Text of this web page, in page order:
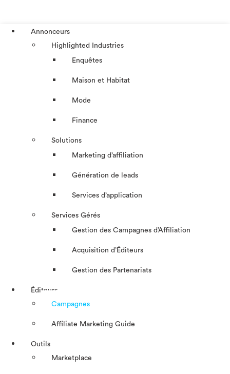
Annonceurs
Highlighted Industries
Enquêtes
Maison et Habitat
Mode
Finance
Solutions
Marketing d’affiliation
Génération de leads
Services d’application
Services Gérés
Gestion des Campagnes d’Affiliation​
Acquisition d’Éditeurs
Gestion des Partenariats
Éditeurs
Campagnes
Affiliate Marketing Guide
Outils
Marketplace